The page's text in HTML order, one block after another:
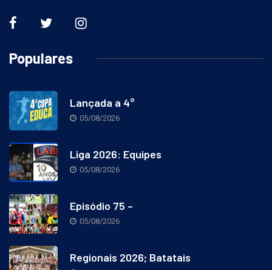
Populares
Lançada a 4°
05/08/2026
Liga 2026: Equipes
05/08/2026
Episódio 75 –
05/08/2026
Regionais 2026; Batatais